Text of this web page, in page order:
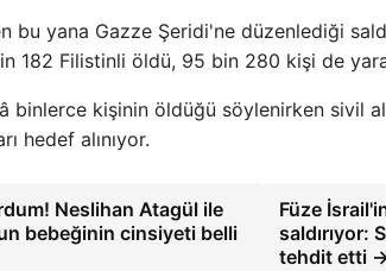
bu yana Gazze Şeridi'ne düzenlediği
182 Filistinli öldü, 95 bin 280 kişi de
binlerce kişinin öldüğü söylenirken sivil
hedef alınıyor.
Neslihan Atagül ile
bebeğinin cinsiyeti belli
Füze
saldırıyor:
tehdit etti